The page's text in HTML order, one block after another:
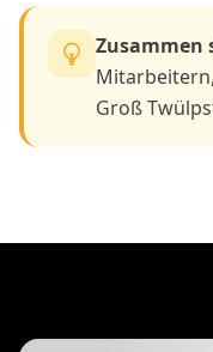
Zusammen
Groß